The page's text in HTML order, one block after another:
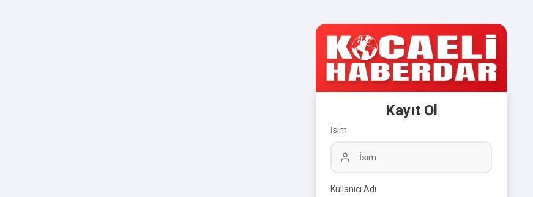
Kayıt Ol
İsim
Kullanıcı Adı